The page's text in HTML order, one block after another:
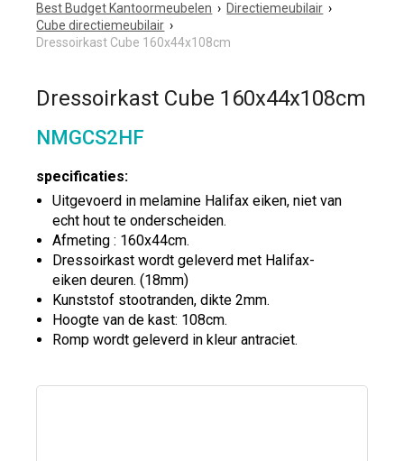
Best Budget Kantoormeubelen › Directiemeubilair ›
Cube directiemeubilair ›
Dressoirkast Cube 160x44x108cm
Dressoirkast Cube 160x44x108cm
NMGCS2HF
specificaties:
Uitgevoerd in melamine Halifax eiken, niet van
echt hout te onderscheiden.
Afmeting : 160x44cm.
Dressoirkast wordt geleverd met Halifax-
eiken deuren. (18mm)
Kunststof stootranden, dikte 2mm.
Hoogte van de kast: 108cm.
Romp wordt geleverd in kleur antraciet.